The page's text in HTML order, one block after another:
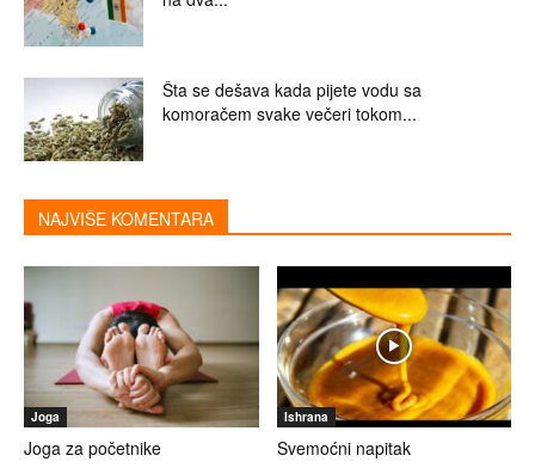
Šta se dešava kada pijete vodu sa
komoračem svake večeri tokom...
NAJVIŠE KOMENTARA
Joga
Joga za početnike
Ishrana
Svemoćni napitak